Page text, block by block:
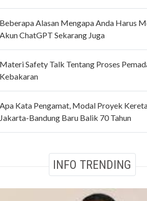
Alasan Mengapa Anda Harus
ChatGPT Sekarang Juga
Safety Talk Tentang Proses
Kata Pengamat, Modal Proyek
Bandung Baru Balik 70 Tahun
INFO TRENDING